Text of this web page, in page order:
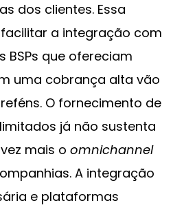
dos clientes. Essa
a integração com
BSPs que ofereciam
uma cobrança alta vão
O fornecimento de
já não sustenta
mais o omnichannel
A integração
e plataformas